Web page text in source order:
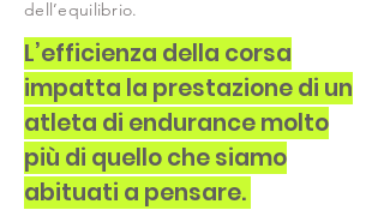
dell’equilibrio.
L’efficienza della corsa
impatta la prestazione di un
atleta di endurance molto
più di quello che siamo
abituati a pensare.